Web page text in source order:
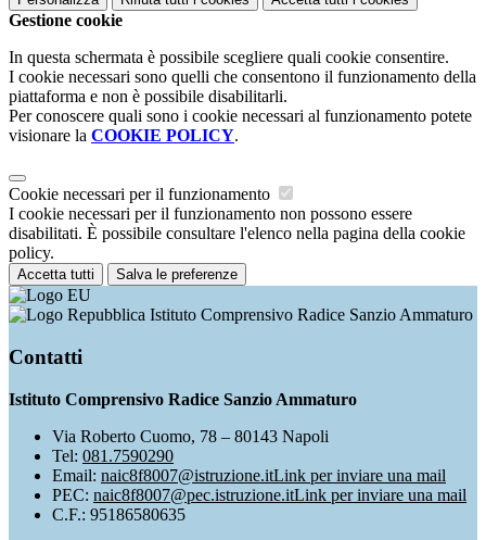
Gestione cookie
In questa schermata è possibile scegliere quali cookie consentire.
I cookie necessari sono quelli che consentono il funzionamento della
piattaforma e non è possibile disabilitarli.
Per conoscere quali sono i cookie necessari al funzionamento potete
visionare la COOKIE POLICY.
Cookie necessari per il funzionamento
I cookie necessari per il funzionamento non possono essere
disabilitati. È possibile consultare l'elenco nella pagina della cookie
policy.
Accetta tutti Salva le preferenze
Istituto Comprensivo Radice Sanzio Ammaturo
Contatti
Istituto Comprensivo Radice Sanzio Ammaturo
Via Roberto Cuomo, 78 – 80143 Napoli
Tel: 081.7590290
Email: naic8f8007@istruzione.itLink per inviare una mail
PEC: naic8f8007@pec.istruzione.itLink per inviare una mail
C.F.: 95186580635